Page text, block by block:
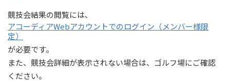
競技会結果の閲覧には、
アコーディアWebアカウントでのログイン（メンバー様限
定）
が必要です。
また、競技会詳細が表示されない場合は、ゴルフ場にご確認
ください。